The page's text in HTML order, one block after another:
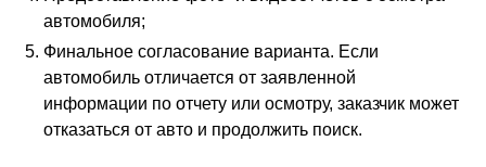
автомобиля;
Финальное согласование варианта. Если
автомобиль отличается от заявленной
информации по отчету или осмотру, заказчик может
отказаться от авто и продолжить поиск.